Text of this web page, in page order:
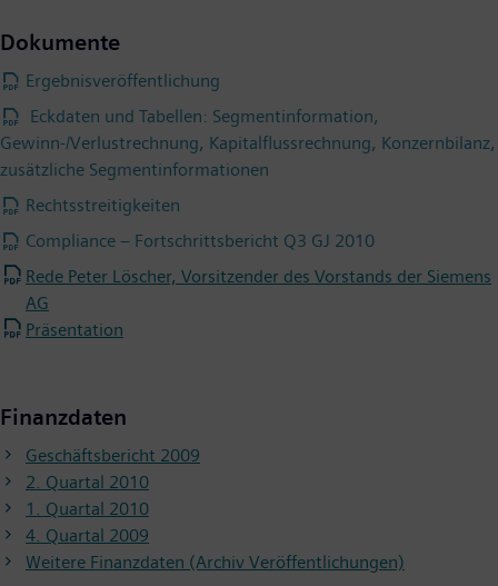
Dokumente
Ergebnisveröffentlichung
Eckdaten und Tabellen: Segmentinformation,
Gewinn-/Verlustrechnung, Kapitalflussrechnung, Konzernbilanz,
zusätzliche Segmentinformationen
Rechtsstreitigkeiten
Compliance – Fortschrittsbericht Q3 GJ 2010
Rede Peter Löscher, Vorsitzender des Vorstands der Siemens
AG
Präsentation
Finanzdaten
Geschäftsbericht 2009
2. Quartal 2010
1. Quartal 2010
4. Quartal 2009
Weitere Finanzdaten (Archiv Veröffentlichungen)